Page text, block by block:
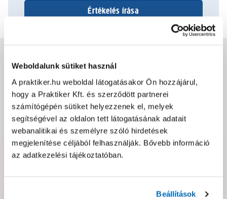
Weboldalunk sütiket használ
A praktiker.hu weboldal látogatásakor Ön hozzájárul,
hogy a Praktiker Kft. és szerződött partnerei
számítógépén sütiket helyezzenek el, melyek
segítségével az oldalon tett látogatásának adatait
webanalitikai és személyre szóló hirdetések
megjelenítése céljából felhasználják. Bővebb információ
az adatkezelési tájékoztatóban.
Beállítások
Értékelés írása
Csomagolási és súly információk
Dokumentumok, felelős személy
Hibát találtál az oldalon vagy a termék leírásában?